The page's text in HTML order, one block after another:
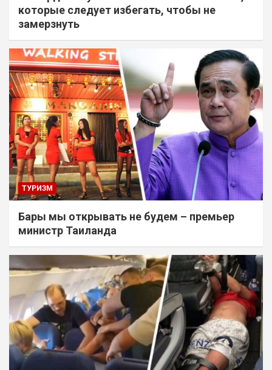
которые следует избегать, чтобы не
замерзнуть
ТУРИЗМ
Бары мы открывать не будем – премьер
министр Таиланда